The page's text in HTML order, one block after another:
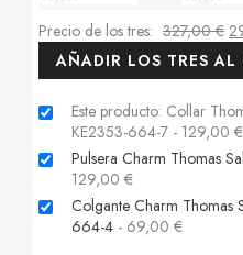
Precio de los tres: 327,00€
AÑADIR LOS TRES AL
Este producto: Collar
KE2353-664-7 - 129,00 €
Pulsera Charm Thomas
129,00 €
Colgante Charm
664-4 - 69,00 €